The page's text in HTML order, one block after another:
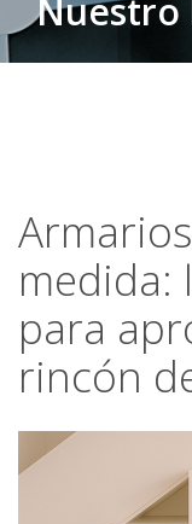
Nuestro
medida:
para
rincón